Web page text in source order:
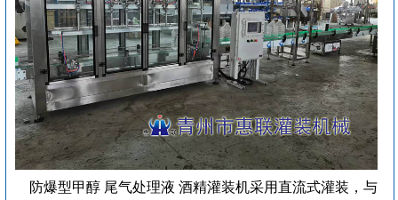
防爆型甲醇 尾气处理液 酒精灌装机采用直流式灌装，与